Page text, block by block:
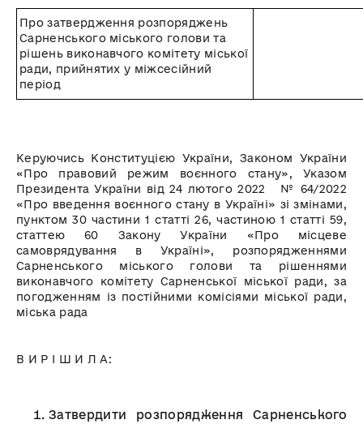
Про затвердження розпоряджень
Сарненського міського голови та
рішень виконавчого комітету міської
ради, прийнятих у міжсесійний
період
Керуючись Конституцією України, Законом України
«Про правовий режим воєнного стану», Указом
Президента України від 24 лютого 2022 № 64/2022
«Про введення воєнного стану в Україні» зі змінами,
пунктом 30 частини 1 статті 26, частиною 1 статті 59,
статтею 60 Закону України «Про місцеве
самоврядування в Україні», розпорядженнями
Сарненського міського голови та рішеннями
виконавчого комітету Сарненської міської ради, за
погодженням із постійними комісіями міської ради,
міська рада
В И Р І Ш И Л А:
Затвердити розпорядження Сарненського